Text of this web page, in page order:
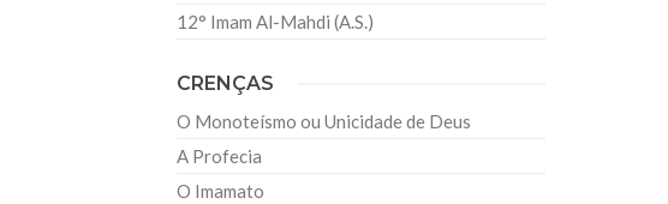
12° Imam Al-Mahdi (A.S.)
CRENÇAS
O Monoteísmo ou Unicidade de Deus
A Profecia
O Imamato